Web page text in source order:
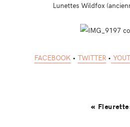
Lunettes Wildfox
FACEBOOK • TWITTER •
«